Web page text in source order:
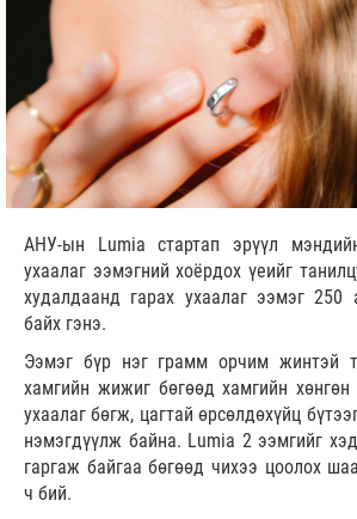
АНУ-ын Lumia стартап эрүүл
ухаалаг ээмэгний хоёрдох үеийг
худалдаанд гарах ухаалаг ээмэг 250
байх гэнэ.
Ээмэг бүр нэг грамм орчим жинтэй
хамгийн жижиг бөгөөд хамгийн
ухаалаг бөгж, цагтай өрсөлдөхүйц
нэмэгдүүлж байна. Lumia 2 ээмгийг
гаргаж байгаа бөгөөд чихээ цоолох
ч бий.